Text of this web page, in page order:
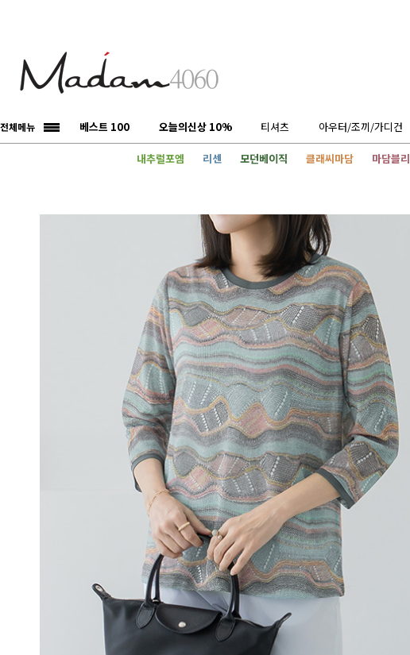
전체메뉴 베스트 100 오늘의신상 10% 티셔츠 아우터/조끼/가디건
내추럴포엠 리센 모던베이직 클래씨마담 마담블리